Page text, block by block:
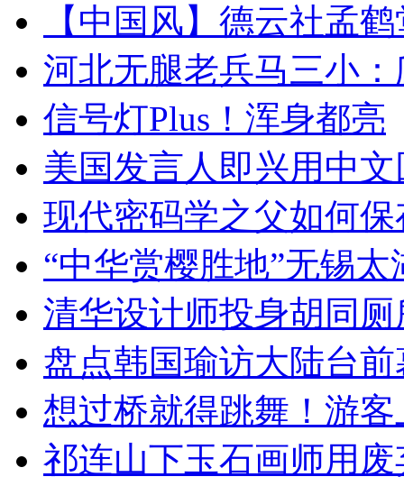
【中国风】德云社孟
河北无腿老兵马三小
信号灯Plus！浑身都亮
美国发言人即兴用中
现代密码学之父如何
“中华赏樱胜地”无锡
清华设计师投身胡同
盘点韩国瑜访大陆台
想过桥就得跳舞！游客
祁连山下玉石画师用